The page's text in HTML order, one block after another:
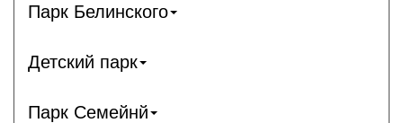
Парк Белинского
Детский парк
Парк Семейнй